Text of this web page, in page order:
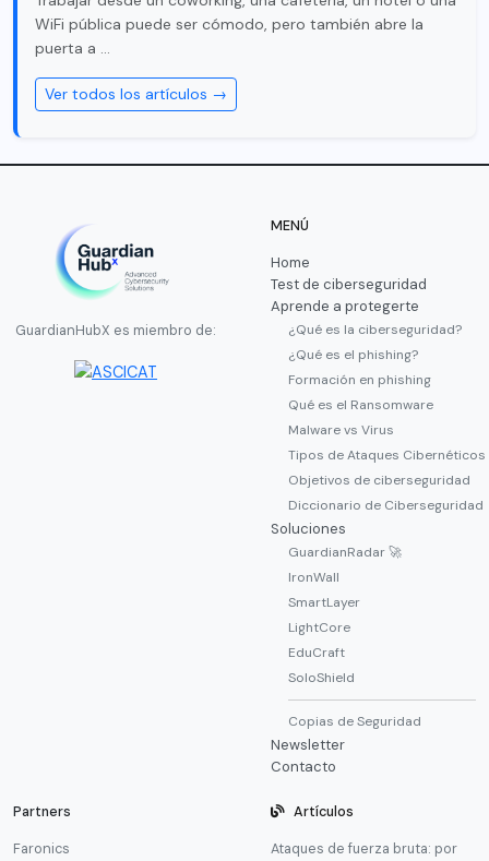
WiFi pública puede ser cómodo, pero también abre la
puerta a …
Ver todos los artículos →
GuardianHubX es miembro de:
MENÚ
Home
Test de ciberseguridad
Aprende a protegerte
¿Qué es la ciberseguridad?
¿Qué es el phishing?
Formación en phishing
Qué es el Ransomware
Malware vs Virus
Tipos de Ataques Cibernéticos
Objetivos de ciberseguridad
Diccionario de Ciberseguridad
Soluciones
GuardianRadar 🚀
IronWall
SmartLayer
LightCore
EduCraft
SoloShield
Copias de Seguridad
Newsletter
Contacto
Partners
Faronics
Artículos
Ataques de fuerza bruta: por